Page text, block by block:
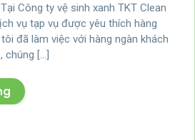
Công ty vệ sinh xanh TKT Clean
vụ tạp vụ được yêu thích hàng
đã làm việc với hàng ngàn khách
chúng […]